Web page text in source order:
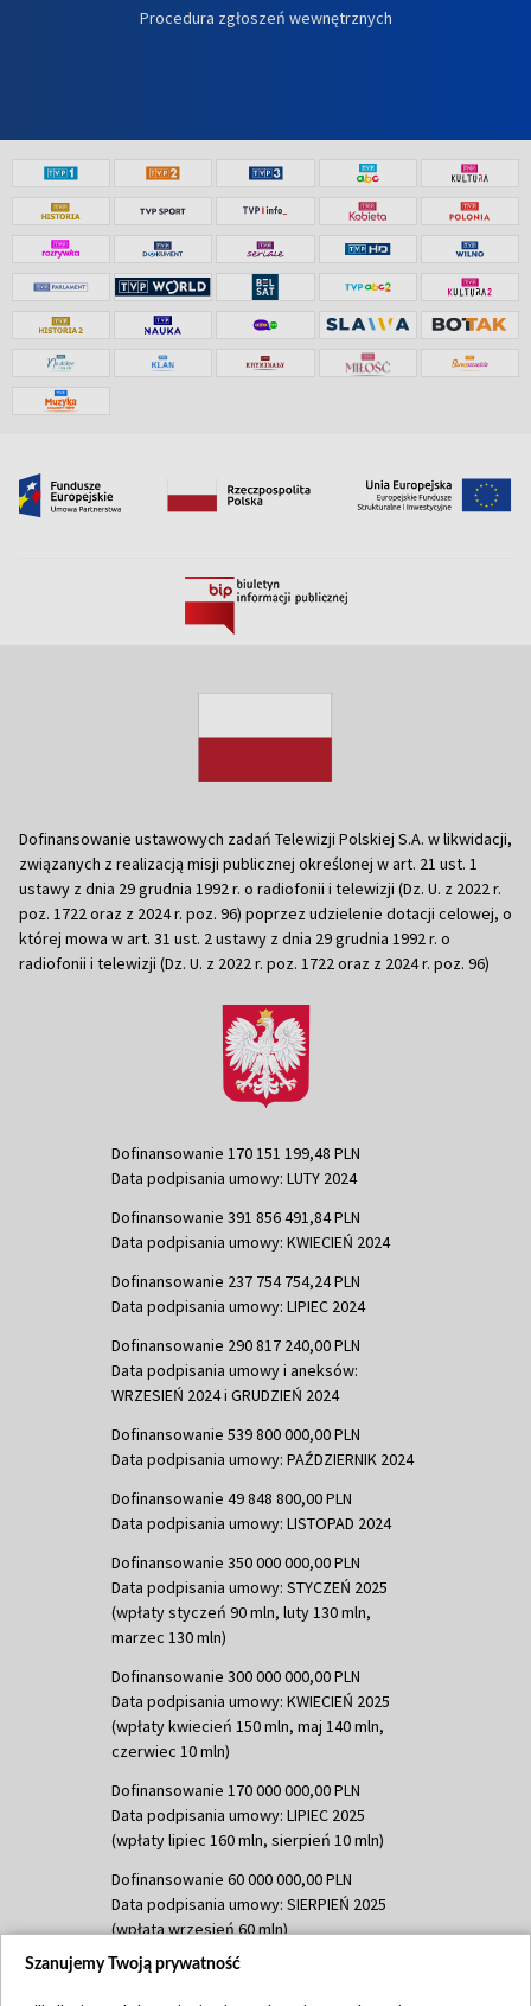
Procedura zgłoszeń wewnętrznych
Dofinansowanie ustawowych zadań Telewizji Polskiej S.A. w likwidacji,
związanych z realizacją misji publicznej określonej w art. 21 ust. 1
ustawy z dnia 29 grudnia 1992 r. o radiofonii i telewizji (Dz. U. z 2022 r.
poz. 1722 oraz z 2024 r. poz. 96) poprzez udzielenie dotacji celowej, o
której mowa w art. 31 ust. 2 ustawy z dnia 29 grudnia 1992 r. o
radiofonii i telewizji (Dz. U. z 2022 r. poz. 1722 oraz z 2024 r. poz. 96)
Dofinansowanie 170 151 199,48 PLN
Data podpisania umowy: LUTY 2024
Dofinansowanie 391 856 491,84 PLN
Data podpisania umowy: KWIECIEŃ 2024
Dofinansowanie 237 754 754,24 PLN
Data podpisania umowy: LIPIEC 2024
Dofinansowanie 290 817 240,00 PLN
Data podpisania umowy i aneksów:
WRZESIEŃ 2024 i GRUDZIEŃ 2024
Dofinansowanie 539 800 000,00 PLN
Data podpisania umowy: PAŹDZIERNIK 2024
Dofinansowanie 49 848 800,00 PLN
Data podpisania umowy: LISTOPAD 2024
Dofinansowanie 350 000 000,00 PLN
Data podpisania umowy: STYCZEŃ 2025
(wpłaty styczeń 90 mln, luty 130 mln,
marzec 130 mln)
Dofinansowanie 300 000 000,00 PLN
Data podpisania umowy: KWIECIEŃ 2025
(wpłaty kwiecień 150 mln, maj 140 mln,
czerwiec 10 mln)
Dofinansowanie 170 000 000,00 PLN
Data podpisania umowy: LIPIEC 2025
(wpłaty lipiec 160 mln, sierpień 10 mln)
Dofinansowanie 60 000 000,00 PLN
Data podpisania umowy: SIERPIEŃ 2025
(wpłata wrzesień 60 mln)
Dofinansowanie 635 783 051,21 PLN
Szanujemy Twoją prywatność